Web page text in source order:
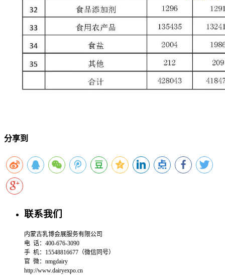
分享到
联系我们
内蒙古乳博会展服务有限公司
电 话：400-676-3090
手 机：15548816677（微信同号）
官 微： nmgdairy
http://www.dairyexpo.cn